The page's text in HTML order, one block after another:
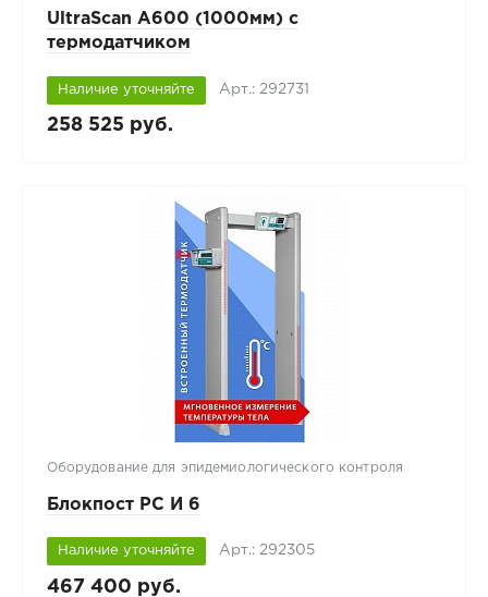
UltraScan A600 (1000мм) с
термодатчиком
Наличие уточняйте Арт.: 292731
258 525 руб.
Оборудование для эпидемиологического контроля
Блокпост РС И 6
Наличие уточняйте Арт.: 292305
467 400 руб.